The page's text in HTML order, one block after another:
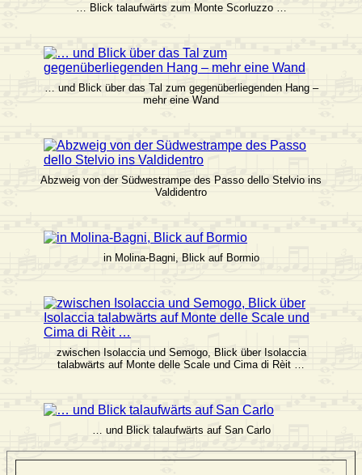
… Blick talaufwärts zum Monte Scorluzzo …
… und Blick über das Tal zum gegenüberliegenden Hang –
mehr eine Wand
Abzweig von der Südwestrampe des Passo dello Stelvio ins
Valdidentro
in Molina-Bagni, Blick auf Bormio
zwischen Isolaccia und Semogo, Blick über Isolaccia
talabwärts auf Monte delle Scale und Cima di Rèit …
… und Blick talaufwärts auf San Carlo